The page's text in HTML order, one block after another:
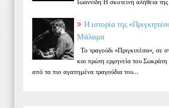
Η ιστορία της
Μάλαμα
Το τραγούδι «Πριγκιπέσα», σε
και πρώτη ερμηνεία του
από τα πιο αγαπημένα τραγούδια του...